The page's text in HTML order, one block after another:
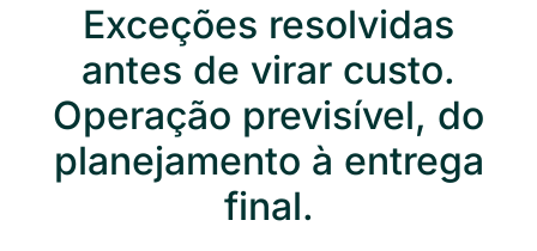
Exceções resolvidas
antes de virar custo.
Operação previsível, do
planejamento à entrega
final.